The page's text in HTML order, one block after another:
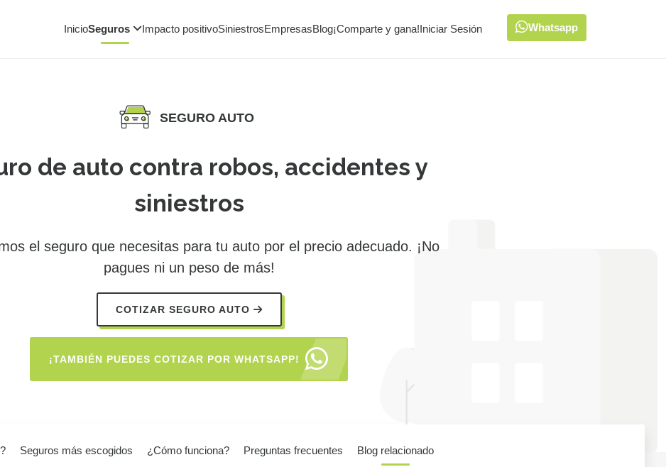
InicioSeguros Impacto positivoSiniestrosEmpresasBlog¡Comparte y gana!Iniciar Sesión Whatsapp
SEGURO AUTO
de auto contra robos, accidentes y
siniestros
el seguro que necesitas para tu auto por el precio adecuado. ¡No
pagues ni un peso de más!
COTIZAR SEGURO AUTO
¡TAMBIÉN PUEDES COTIZAR POR WHATSAPP!
Seguros más escogidos ¿Cómo funciona? Preguntas frecuentes Blog relacionado